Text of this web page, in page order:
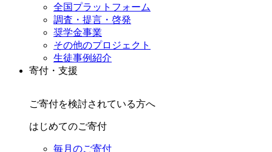
全国プラットフォーム
調査・提言・啓発
奨学金事業
その他のプロジェクト
生徒事例紹介
寄付・支援
ご寄付を検討されている方へ
はじめてのご寄付
毎月のご寄付